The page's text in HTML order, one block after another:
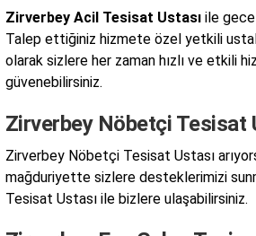
Zirverbey Acil Tesisat Ustasıile gece
Talep ettiğiniz hizmete özel yetkili
olarak sizlere her zaman hızlı ve etkili
güvenebilirsiniz.
Zirverbey Nöbetçi Tesisat
Zirverbey Nöbetçi Tesisat Ustası
mağduriyette sizlere desteklerimizi
Tesisat Ustası ile bizlere ulaşabilirsiniz.